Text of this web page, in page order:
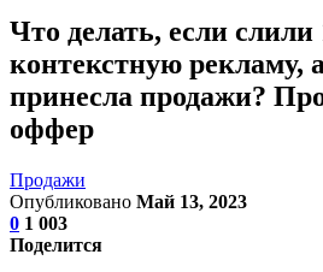
Что делать, если
контекстную рекламу,
принесла продажи?
оффер
Продажи
Опубликовано Май 13, 2023
0 1 003
Поделится